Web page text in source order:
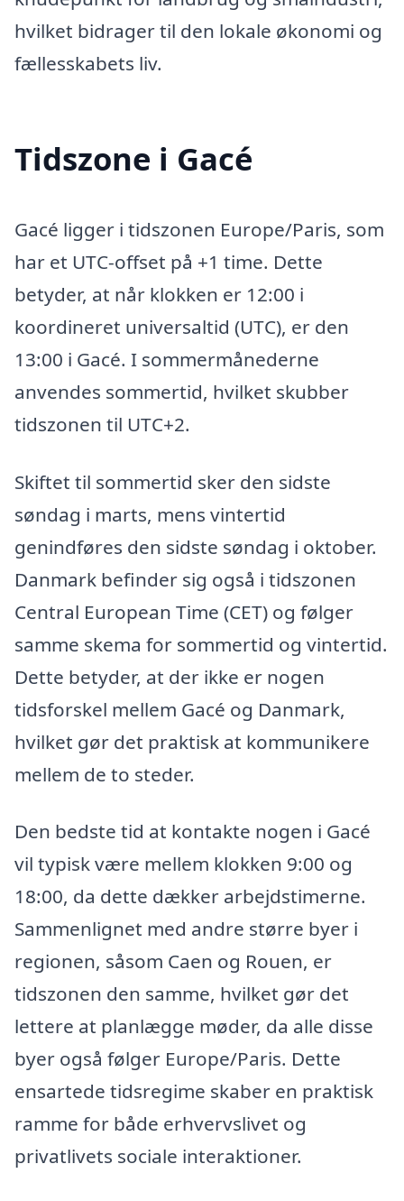
hvilket bidrager til den lokale økonomi og
fællesskabets liv.
Tidszone i Gacé
Gacé ligger i tidszonen Europe/Paris, som
har et UTC-offset på +1 time. Dette
betyder, at når klokken er 12:00 i
koordineret universaltid (UTC), er den
13:00 i Gacé. I sommermånederne
anvendes sommertid, hvilket skubber
tidszonen til UTC+2.
Skiftet til sommertid sker den sidste
søndag i marts, mens vintertid
genindføres den sidste søndag i oktober.
Danmark befinder sig også i tidszonen
Central European Time (CET) og følger
samme skema for sommertid og vintertid.
Dette betyder, at der ikke er nogen
tidsforskel mellem Gacé og Danmark,
hvilket gør det praktisk at kommunikere
mellem de to steder.
Den bedste tid at kontakte nogen i Gacé
vil typisk være mellem klokken 9:00 og
18:00, da dette dækker arbejdstimerne.
Sammenlignet med andre større byer i
regionen, såsom Caen og Rouen, er
tidszonen den samme, hvilket gør det
lettere at planlægge møder, da alle disse
byer også følger Europe/Paris. Dette
ensartede tidsregime skaber en praktisk
ramme for både erhvervslivet og
privatlivets sociale interaktioner.